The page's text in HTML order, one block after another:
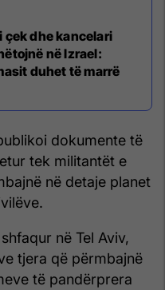
dhe kancelari
në Izrael:
duhet të marrë
dokumente të
tek militantët e
në detaje planet
në Tel Aviv,
tjera që përmbajnë
të pandërprera